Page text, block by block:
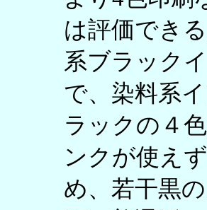
は評価でき
系ブラック
で、染料系
ラックの４
ンクが使え
め、若干黒